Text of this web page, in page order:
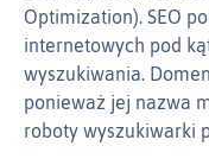
Optimization). SEO
internetowych pod
wyszukiwania.
ponieważ jej nazwa
roboty wyszukiwarki